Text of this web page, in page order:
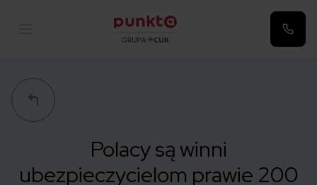
Polacy są winni
ubezpieczycielom prawie 200